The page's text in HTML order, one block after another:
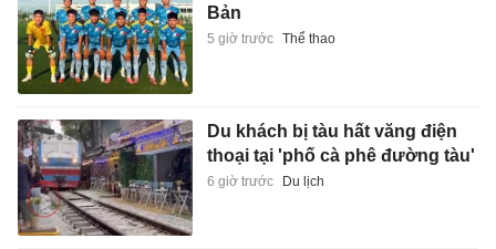
Bản
5 giờ trước Thể thao
Du khách bị tàu hất văng điện
thoại tại 'phố cà phê đường tàu'
6 giờ trước Du lịch